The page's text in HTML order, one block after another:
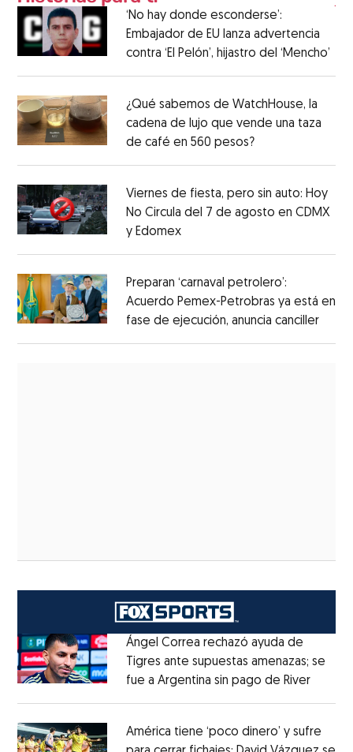
‘No hay donde esconderse’:
Embajador de EU lanza advertencia
contra ‘El Pelón’, hijastro del ‘Mencho’
¿Qué sabemos de WatchHouse, la
cadena de lujo que vende una taza
de café en 560 pesos?
Viernes de fiesta, pero sin auto: Hoy
No Circula del 7 de agosto en CDMX
y Edomex
Preparan ‘carnaval petrolero’:
Acuerdo Pemex-Petrobras ya está en
fase de ejecución, anuncia canciller
Ángel Correa rechazó ayuda de
Tigres ante supuestas amenazas; se
fue a Argentina sin pago de RiverOpens
América tiene ‘poco dinero’ y sufre